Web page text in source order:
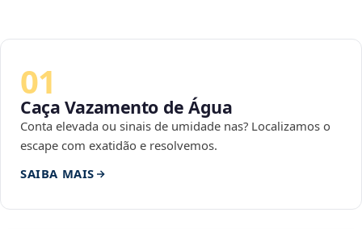
01
Caça Vazamento de Água
Conta elevada ou sinais de umidade nas? Localizamos o
escape com exatidão e resolvemos.
SAIBA MAIS